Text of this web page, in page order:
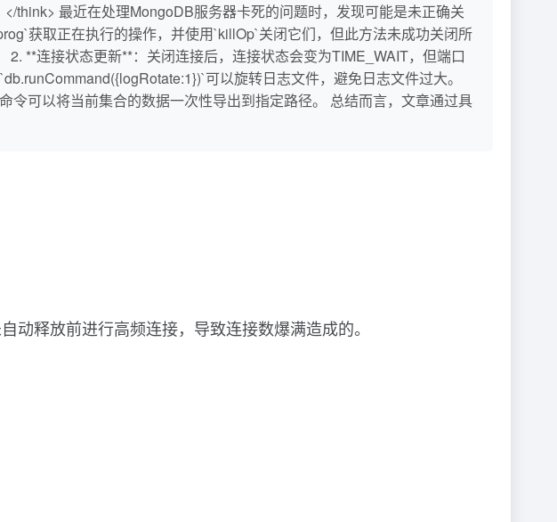
think> 最近在处理MongoDB服务器卡死的问题时，发现可能是未正确关
获取正在执行的操作，并使用`killOp`关闭它们，但此方法未成功关闭所
**连接状态更新**：关闭连接后，连接状态会变为TIME_WAIT，但端口
可以旋转日志文件，避免日志文件过大。
令可以将当前集合的数据一次性导出到指定路径。 总结而言，文章通过具
释放前进行高频连接，导致连接数爆满造成的。